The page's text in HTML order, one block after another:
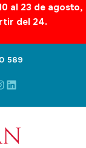
al 23 de agosto,
del 24.
589
LinkedIn